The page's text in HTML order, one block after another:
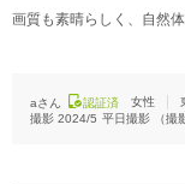
画質も素晴らしく、自然
aさん 認証済 女性
撮影 2024/5 平日撮影 （撮